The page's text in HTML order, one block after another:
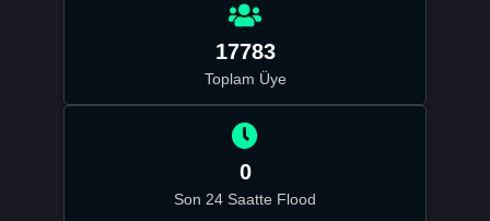
17783
Toplam Üye
0
Son 24 Saatte Flood